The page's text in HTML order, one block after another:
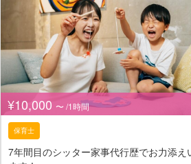
¥10,000 〜 /1時間
保育士
7年間目のシッター家事代行歴でお力添え